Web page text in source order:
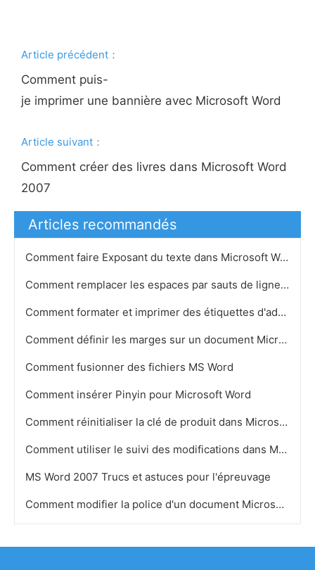
Article précédent：
Comment puis-
je imprimer une bannière avec Microsoft Word
Article suivant：
Comment créer des livres dans Microsoft Word
2007
Articles recommandés
Comment faire Exposant du texte dans Microsoft Word
Comment remplacer les espaces par sauts de ligne dans Microsoft Word
Comment formater et imprimer des étiquettes d'adresses en utilisant Microsoft Word
Comment définir les marges sur un document Microsoft Word
Comment fusionner des fichiers MS Word
Comment insérer Pinyin pour Microsoft Word
Comment réinitialiser la clé de produit dans Microsoft Word 2007
Comment utiliser le suivi des modifications dans MS Word
MS Word 2007 Trucs et astuces pour l'épreuvage
Comment modifier la police d'un document Microsoft Word entiers en une seule